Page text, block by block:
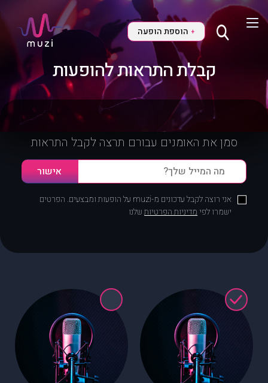
+ הוספת הופעה
קבלת התראות להופעות
סמן את האומנים עבורם תרצה לקבל התראות
אני רוצה לקבל עדכונים מ-muzi על הופעות ומבצעים. הפרטים
ישמרו לפימדיניות הפרטיותשלנו